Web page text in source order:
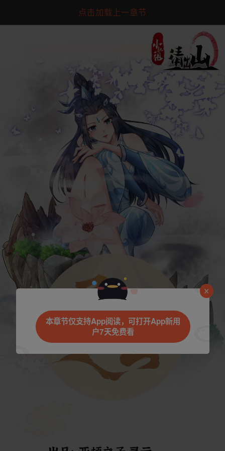
点击加载上一章节
本章节仅支持App阅读，可打开App新用
户7天免费看
是否前往腾漫App继续阅读
立即前往